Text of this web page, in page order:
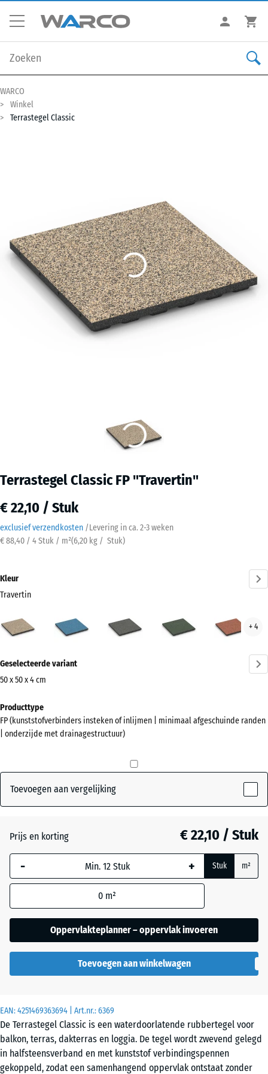
WARCO
Winkel
Terrastegel Classic
Terrastegel Classic FP "Travertin"
€ 22,10 / Stuk
exclusief verzendkosten /Levering in ca. 2-3 weken
€ 88,40 / 4 Stuk / m²(6,20 kg / Stuk)
EAN:4251469363694 | Art.nr.:6369
De Terrastegel Classic is een waterdoorlatende rubbertegel voor
balkon, terras, dakterras en loggia. De tegel wordt zwevend gelegd
in halfsteensverband en met kunststof verbindingspennen
gekoppeld, zodat een samenhangend oppervlak ontstaat zonder
Kleur
Travertin
(active)
Donkergrijs
graniet
gazon
+ 4
informatie
over
kleuren?
Kleurenpalet
Travertin(active)
Engels
Etna
Grijs
graniet
Geselecteerde variant
50 x 50 x 4 cm
voor
verzending
500
De geselecteerde,
blauw omlijnde
afmeting wordt
gebruikt voor de
(tenzij anders
aangegeven in de
productgegevens).
x
x 4
cm
50
Producttype
FP (kunststofverbinders insteken of inlijmen | minimaal afgeschuinde randen
| onderzijde met drainagestructuur)
Toevoegen aan vergelijking
Prijs en korting € 22,10 / Stuk
- + Stuk m²
0 m²
Oppervlakteplanner – oppervlak invoeren
Toevoegen aan winkelwagen